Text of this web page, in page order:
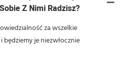
Z Nimi Radzisz?
za wszelkie
będziemy je niezwłocznie